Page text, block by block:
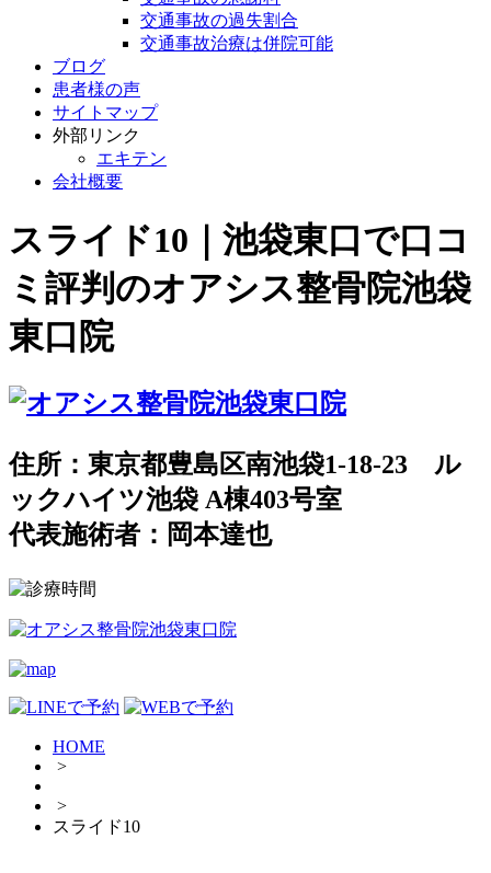
交通事故の過失割合
交通事故治療は併院可能
ブログ
患者様の声
サイトマップ
外部リンク
エキテン
会社概要
スライド10｜池袋東口で口コ
ミ評判のオアシス整骨院池袋
東口院
住所：東京都豊島区南池袋1-18-23 ル
ックハイツ池袋 A棟403号室
代表施術者：岡本達也
HOME
>
>
スライド10